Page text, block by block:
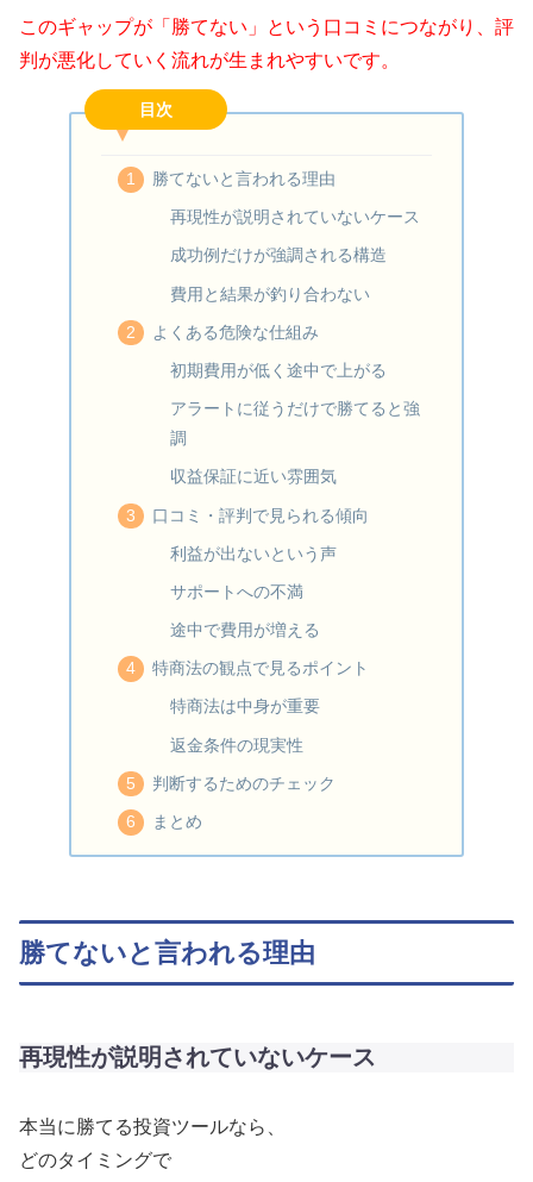
このギャップが「勝てない」という口コミにつながり、評
判が悪化していく流れが生まれやすいです。
目次
勝てないと言われる理由
再現性が説明されていないケース
成功例だけが強調される構造
費用と結果が釣り合わない
よくある危険な仕組み
初期費用が低く途中で上がる
アラートに従うだけで勝てると強
調
収益保証に近い雰囲気
口コミ・評判で見られる傾向
利益が出ないという声
サポートへの不満
途中で費用が増える
特商法の観点で見るポイント
特商法は中身が重要
返金条件の現実性
判断するためのチェック
まとめ
勝てないと言われる理由
再現性が説明されていないケース
本当に勝てる投資ツールなら、
どのタイミングで